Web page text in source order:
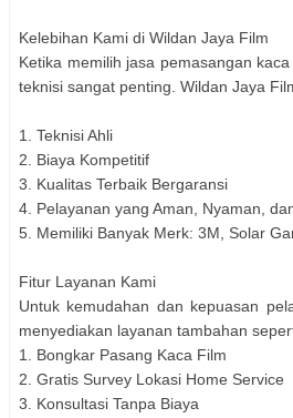
Kelebihan Kami di Wildan Jaya Film
Ketika memilih jasa pemasangan
teknisi sangat penting. Wildan Jaya
1. Teknisi Ahli
2. Biaya Kompetitif
3. Kualitas Terbaik Bergaransi
4. Pelayanan yang Aman, Nyaman,
5. Memiliki Banyak Merk: 3M, Solar
Fitur Layanan Kami
Untuk kemudahan dan kepuasan
menyediakan layanan tambahan
1. Bongkar Pasang Kaca Film
2. Gratis Survey Lokasi Home Service
3. Konsultasi Tanpa Biaya